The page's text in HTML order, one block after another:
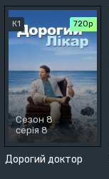
Дорогий доктор
К1 720р
Сезон 8
серія 8